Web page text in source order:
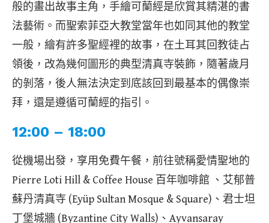
般的畫出故事主角，手繪可蘭經是欣賞其精湛的書
法藝術。而聖索菲亞大教堂當年也如同其他的教堂
一般，繪有許多聖經裡的故事，在土耳其回教徒占
領後，改為幾何圖形的典型清真寺裝飾，隨著歲月
的剝落，後人無法決定到底該回到最基本的偶像崇
拜，還是遵循可蘭經的指引。
12:00 – 18:00
從機場出發，享用免費午餐，前往號稱愛情聖地的
Pierre Loti Hill & Coffee House 百年咖啡館 、艾郁普
蘇丹清真寺 (Eyüp Sultan Mosque & Square)、君士坦
丁堡城牆 (Byzantine City Walls)、Ayvansaray